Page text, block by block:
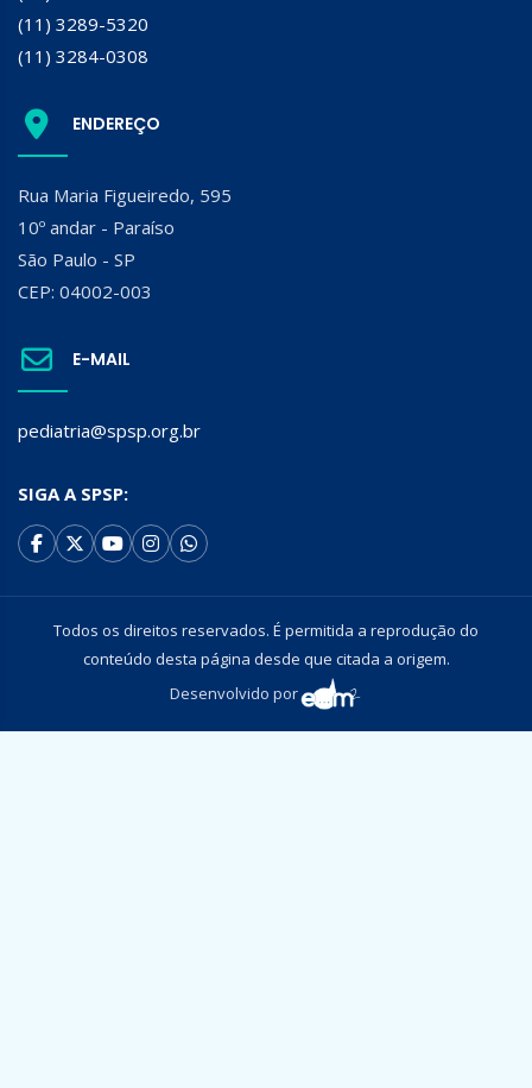
(11) 3289-5320
(11) 3284-0308
ENDEREÇO
Rua Maria Figueiredo, 595
10º andar - Paraíso
São Paulo - SP
CEP: 04002-003
E-MAIL
pediatria@spsp.org.br
SIGA A SPSP:
Todos os direitos reservados. É permitida a reprodução do
conteúdo desta página desde que citada a origem.
Desenvolvido por